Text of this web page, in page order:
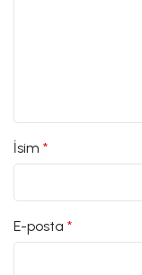
İsim*
E-posta*